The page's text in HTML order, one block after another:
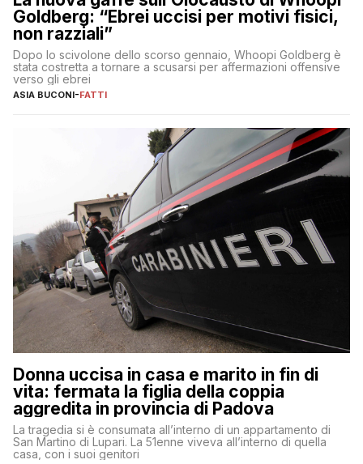
Goldberg: “Ebrei uccisi per motivi fisici,
non razziali”
Dopo lo scivolone dello scorso gennaio, Whoopi Goldberg è
stata costretta a tornare a scusarsi per affermazioni offensive
verso gli ebrei
ASIA BUCONI-FATTI
Donna uccisa in casa e marito in fin di
vita: fermata la figlia della coppia
aggredita in provincia di Padova
La tragedia si è consumata all’interno di un appartamento di
San Martino di Lupari. La 51enne viveva all’interno di quella
casa, con i suoi genitori